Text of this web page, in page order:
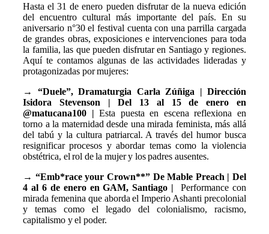
Hasta el 31 de enero pueden disfrutar de la nueva edición
del encuentro cultural más importante del país. En su
aniversario n°30 el festival cuenta con una parrilla cargada
de grandes obras, exposiciones e intervenciones para toda
la familia, las que pueden disfrutar en Santiago y regiones.
Aquí te contamos algunas de las actividades lideradas y
protagonizadas por mujeres:
→
“Duele”, Dramaturgia Carla Zúñiga | Dirección
Isidora Stevenson | Del 13 al 15 de enero en
@matucana100 | Esta puesta en escena reflexiona en
torno a la maternidad desde una mirada feminista, más allá
del tabú y la cultura patriarcal. A través del humor busca
resignificar procesos y abordar temas como la violencia
obstétrica, el rol de la mujer y los padres ausentes.
→ “Emb*race your Crown**” De Mable Preach | Del
4 al 6 de enero en GAM, Santiago | Performance con
mirada femenina que aborda el Imperio Ashanti precolonial
y temas como el legado del colonialismo, racismo,
capitalismo y el poder.